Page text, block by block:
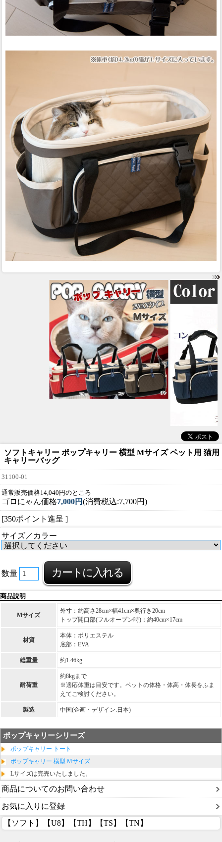
ソフトキャリー ポップキャリー 横型 Mサイズ ペット用 猫用
キャリーバッグ
31100-01
通常販売価格14,040円のところ
ゴロにゃん価格7,000円(消費税込:7,700円)
[350ポイント進呈 ]
サイズ／カラー
数量
商品説明
Mサイズ
外寸：約高さ28cm×幅41cm×奥行き20cm
トップ開口部(フルオープン時)：約40cm×17cm
材質
本体：ポリエステル
底部：EVA
総重量 約1.46kg
耐荷重
約8kgまで
※適応体重は目安です。ペットの体格・体高・体長をふま
えてご検討ください。
製造 中国(企画・デザイン:日本)
ポップキャリーシリーズ
ポップキャリー トート
ポップキャリー 横型 Mサイズ
Lサイズは完売いたしました。
商品についてのお問い合わせ
お気に入りに登録
【ソフト】【U8】【TH】【TS】【TN】